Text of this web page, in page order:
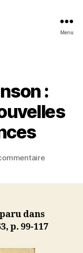
Menu
:
sur
et
les
paru dans
p. 99-117